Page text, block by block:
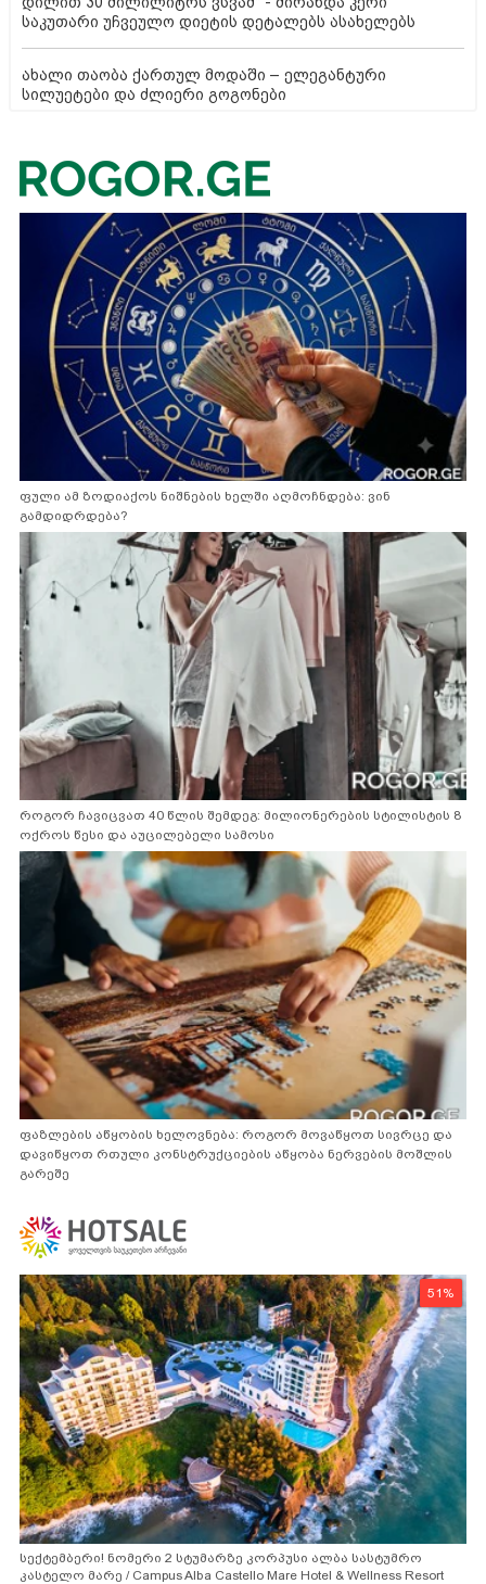
საკუთარი უჩვეულო დიეტის დეტალებს ასახელებს
ახალი თაობა ქართულ მოდაში – ელეგანტური
სილუეტები და ძლიერი გოგონები
ფული ამ ზოდიაქოს ნიშნების ხელში აღმოჩნდება: ვინ
გამდიდრდება?
როგორ ჩავიცვათ 40 წლის შემდეგ: მილიონერების სტილისტის 8
ოქროს წესი და აუცილებელი სამოსი
ფაზლების აწყობის ხელოვნება: როგორ მოვაწყოთ სივრცე და
დავიწყოთ რთული კონსტრუქციების აწყობა ნერვების მოშლის
გარეშე
51%
სექტემბერი! ნომერი 2 სტუმარზე კორპუსი ალბა სასტუმრო
კასტელო მარე / Campus Alba Castello Mare Hotel & Wellness Resort